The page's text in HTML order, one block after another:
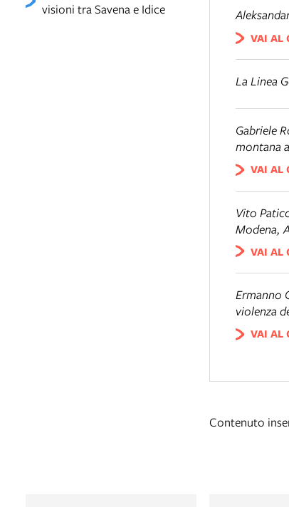
visioni tra Savena e Idice
VAI AL
La Linea
Gabriele
montana
VAI AL
Vito
Modena,
VAI AL
Ermanno
violenza
VAI AL
Contenuto